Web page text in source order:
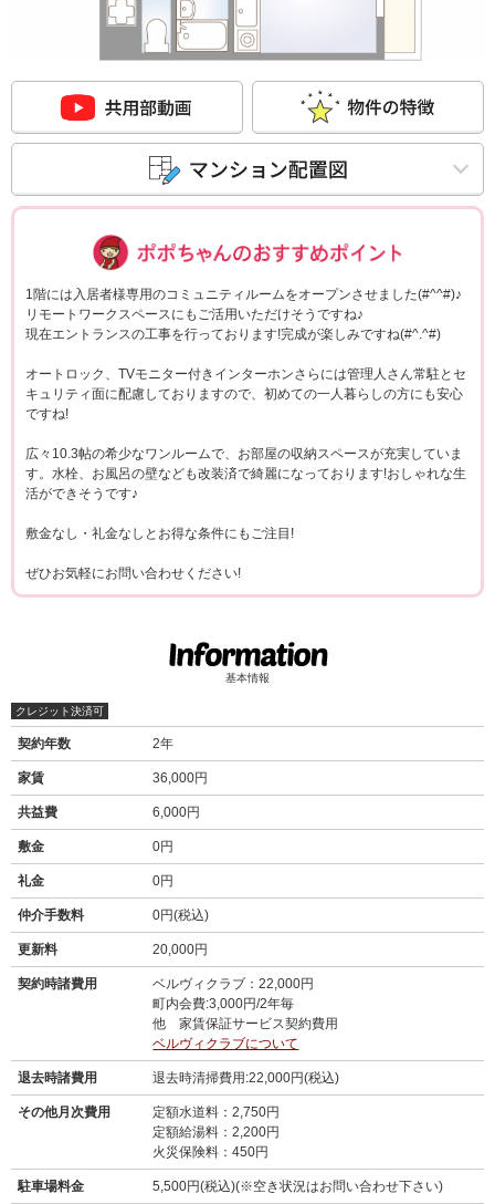
1階には入居者様専用のコミュニティルームをオープンさせました(#^^#)♪
リモートワークスペースにもご活用いただけそうですね♪
現在エントランスの工事を行っております!完成が楽しみですね(#^.^#)
オートロック、TVモニター付きインターホンさらには管理人さん常駐とセ
キュリティ面に配慮しておりますので、初めての一人暮らしの方にも安心
ですね!
広々10.3帖の希少なワンルームで、お部屋の収納スペースが充実していま
す。水栓、お風呂の壁なども改装済で綺麗になっております!おしゃれな生
活ができそうです♪
敷金なし・礼金なしとお得な条件にもご注目!
ぜひお気軽にお問い合わせください!
基本情報
クレジット決済可
契約年数 2年
家賃 36,000円
共益費 6,000円
敷金 0円
礼金 0円
仲介手数料 0円(税込)
更新料 20,000円
契約時諸費用
ベルヴィクラブ：22,000円
町内会費:3,000円/2年毎
他 家賃保証サービス契約費用
ベルヴィクラブについて
退去時諸費用 退去時清掃費用:22,000円(税込)
その他月次費用
定額水道料：2,750円
定額給湯料：2,200円
火災保険料：450円
駐車場料金 5,500円(税込)(※空き状況はお問い合わせ下さい)